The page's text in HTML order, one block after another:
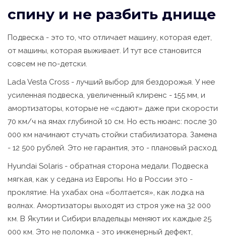
спину и не разбить днище
Подвеска - это то, что отличает машину, которая едет,
от машины, которая выживает. И тут все становится
совсем не по-детски.
Lada Vesta Cross - лучший выбор для бездорожья. У нее
усиленная подвеска, увеличенный клиренс - 155 мм, и
амортизаторы, которые не «сдают» даже при скорости
70 км/ч на ямах глубиной 10 см. Но есть нюанс: после 30
000 км начинают стучать стойки стабилизатора. Замена
- 12 500 рублей. Это не гарантия, это - плановый расход.
Hyundai Solaris - обратная сторона медали. Подвеска
мягкая, как у седана из Европы. Но в России это -
проклятие. На ухабах она «болтается», как лодка на
волнах. Амортизаторы выходят из строя уже на 32 000
км. В Якутии и Сибири владельцы меняют их каждые 25
000 км. Это не поломка - это инженерный дефект,